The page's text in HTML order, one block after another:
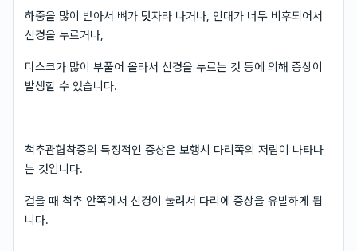
하중을 많이 받아서 뼈가 덧자라 나거나, 인대가 너무 비후되어서
신경을 누르거나,
디스크가 많이 부풀어 올라서 신경을 누르는 것 등에 의해 증상이
발생할 수 있습니다.
척추관협착증의 특징적인 증상은 보행시 다리쪽의 저림이 나타나
는 것입니다.
걸을 때 척추 안쪽에서 신경이 눌려서 다리에 증상을 유발하게 됩
니다.